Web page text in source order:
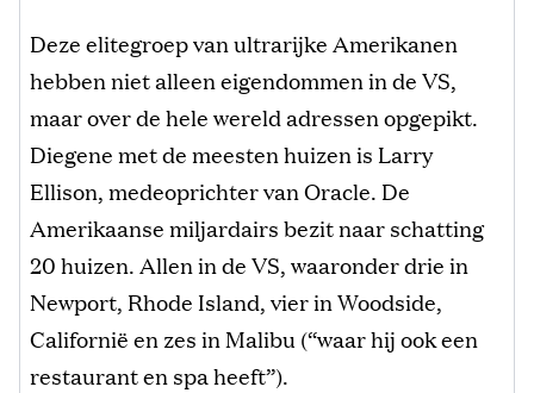
Deze elitegroep van ultrarijke Amerikanen
hebben niet alleen eigendommen in de VS,
maar over de hele wereld adressen opgepikt.
Diegene met de meesten huizen is Larry
Ellison, medeoprichter van Oracle. De
Amerikaanse miljardairs bezit naar schatting
20 huizen. Allen in de VS, waaronder drie in
Newport, Rhode Island, vier in Woodside,
Californië en zes in Malibu (“waar hij ook een
restaurant en spa heeft”).